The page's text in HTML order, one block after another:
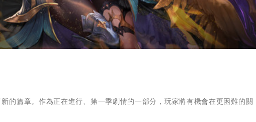
的篇章。作為正在進行、第一季劇情的一部分，玩家將有機會在更困難的關